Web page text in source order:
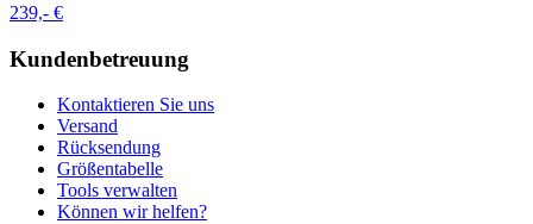
239,- €
Kundenbetreuung
Kontaktieren Sie uns
Versand
Rücksendung
Größentabelle
Tools verwalten
Können wir helfen?